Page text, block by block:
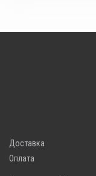
Доставка
Оплата